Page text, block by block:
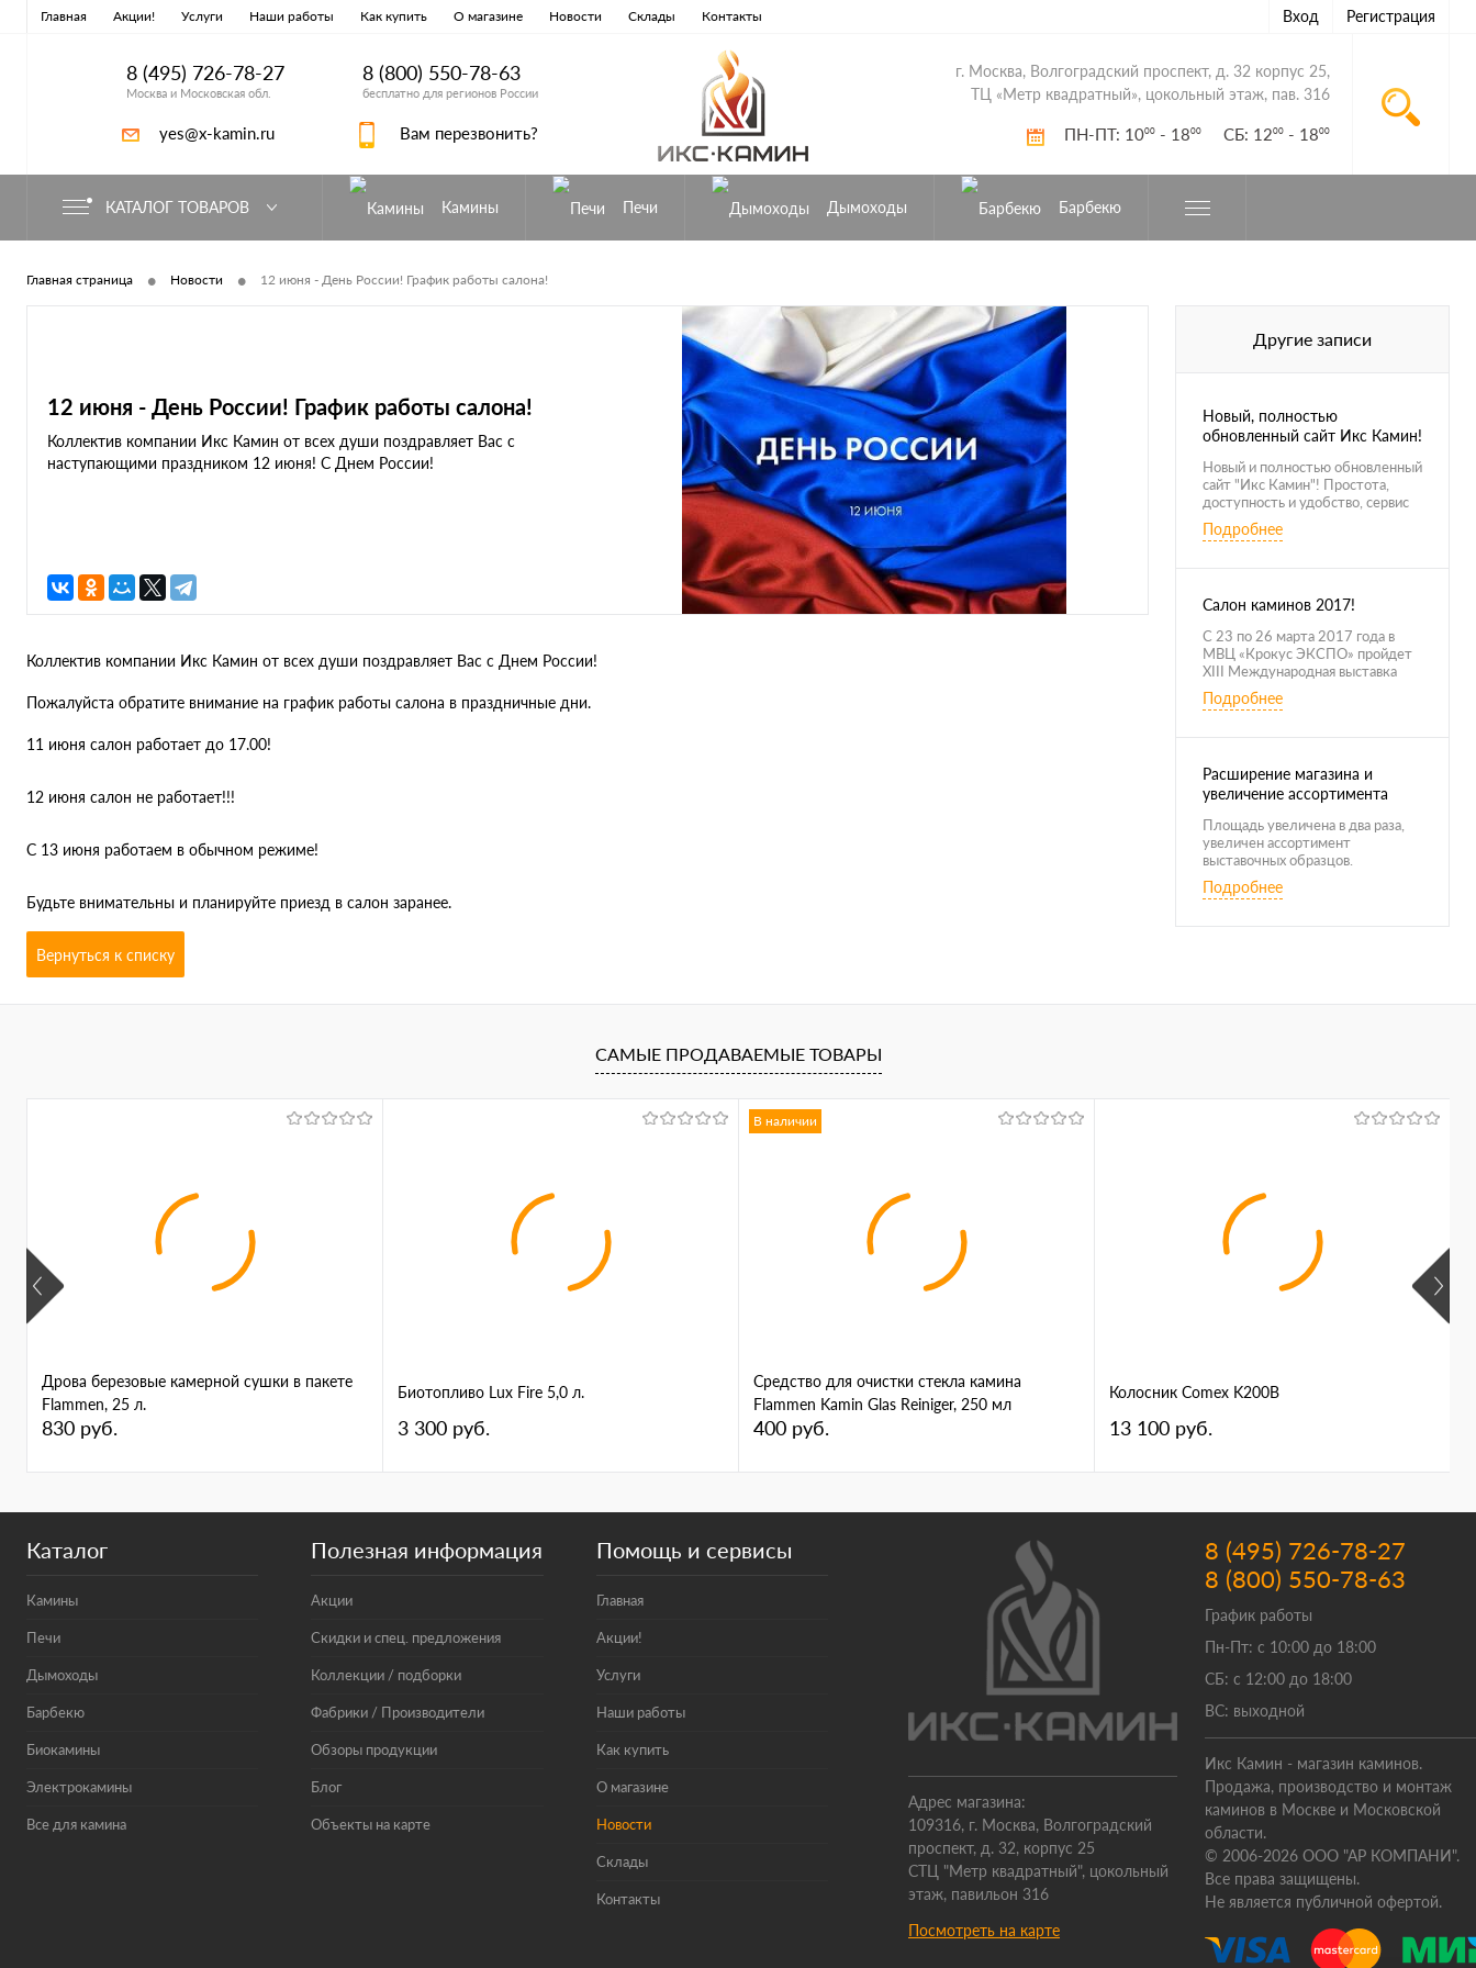
Главная Акции! Услуги Наши работы Как купить О магазине Новости Склады Контакты Вход Регистрация
8 (495) 726-78-27
Москва и Московская обл.
yes@x-kamin.ru
8 (800) 550-78-63
бесплатно для регионов России
Вам перезвонить?
г. Москва, Волгоградский проспект, д. 32 корпус 25,
ТЦ «Метр квадратный», цокольный этаж, пав. 316
ПН-ПТ: 1000 - 1800 СБ: 1200 - 1800
КАТАЛОГ ТОВАРОВ Камины Печи Дымоходы Барбекю
Главная страница • Новости • 12 июня - День России! График работы салона!
12 июня - День России! График работы салона!
Коллектив компании Икс Камин от всех души поздравляет Вас с
наступающими праздником 12 июня! С Днем России!
Коллектив компании Икс Камин от всех души поздравляет Вас с Днем России!
Пожалуйста обратите внимание на график работы салона в праздничные дни.
11 июня салон работает до 17.00!
12 июня салон не работает!!!
С 13 июня работаем в обычном режиме!
Будьте внимательны и планируйте приезд в салон заранее.
Вернуться к списку
Другие записи
Новый, полностью
обновленный сайт Икс Камин!
Новый и полностью обновленный
сайт "Икс Камин"! Простота,
доступность и удобство, сервис
ориентированный на клиента!
Подробнее
Салон каминов 2017!
С 23 по 26 марта 2017 года в
МВЦ «Крокус ЭКСПО» пройдет
XIII Международная выставка
«Салон Каминов»
Подробнее
Расширение магазина и
увеличение ассортимента
Площадь увеличена в два раза,
увеличен ассортимент
выставочных образцов.
Представлено более чем 40
брендов.
Подробнее
САМЫЕ ПРОДАВАЕМЫЕ ТОВАРЫ
Дрова березовые камерной сушки в пакете
Flammen, 25 л.
830 руб.
Биотопливо Lux Fire 5,0 л.
3 300 руб.
В наличии
Средство для очистки стекла камина
Flammen Kamin Glas Reiniger, 250 мл
400 руб.
Колосник Comex K200B
13 100 руб.
Каталог
Камины
Печи
Дымоходы
Барбекю
Биокамины
Электрокамины
Все для камина
Полезная информация
Акции
Скидки и спец. предложения
Коллекции / подборки
Фабрики / Производители
Обзоры продукции
Блог
Объекты на карте
Помощь и сервисы
Главная
Акции!
Услуги
Наши работы
Как купить
О магазине
Новости
Склады
Контакты
Адрес магазина:
109316, г. Москва, Волгоградский
проспект, д. 32, корпус 25
СТЦ "Метр квадратный", цокольный
этаж, павильон 316
Посмотреть на карте
8 (495) 726-78-27
8 (800) 550-78-63
График работы
Пн-Пт: с 10:00 до 18:00
СБ: с 12:00 до 18:00
ВС: выходной
Икс Камин - магазин каминов.
Продажа, производство и монтаж
каминов в Москве и Московской
области.
© 2006-2026 ООО "АР КОМПАНИ".
Все права защищены.
Не является публичной офертой.